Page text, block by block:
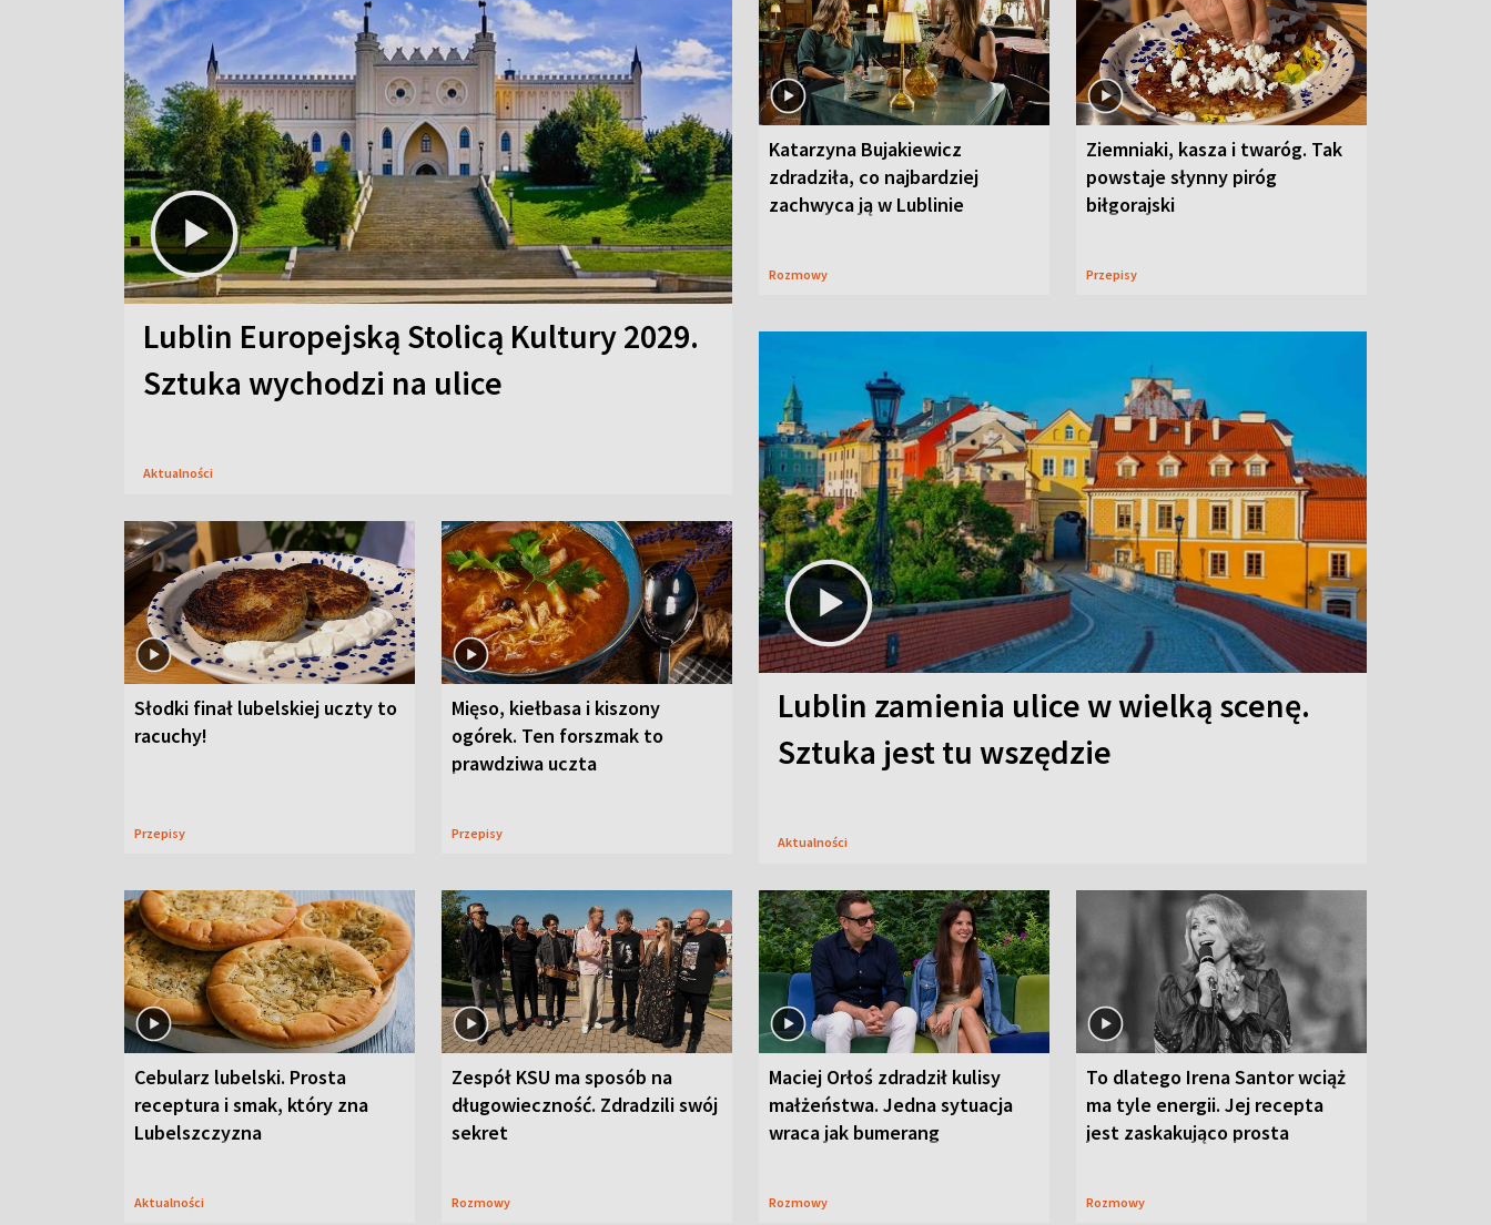
Lublin Europejską Stolicą Kultury 2029.
Sztuka wychodzi na ulice
Aktualności
Katarzyna Bujakiewicz
zdradziła, co najbardziej
zachwyca ją w Lublinie
Rozmowy
Ziemniaki, kasza i twaróg. Tak
powstaje słynny piróg
biłgorajski
Przepisy
Słodki finał lubelskiej uczty to
racuchy!
Przepisy
Mięso, kiełbasa i kiszony
ogórek. Ten forszmak to
prawdziwa uczta
Przepisy
Lublin zamienia ulice w wielką scenę.
Sztuka jest tu wszędzie
Aktualności
Cebularz lubelski. Prosta
receptura i smak, który zna
Lubelszczyzna
Aktualności
Zespół KSU ma sposób na
długowieczność. Zdradzili swój
sekret
Rozmowy
Maciej Orłoś zdradził kulisy
małżeństwa. Jedna sytuacja
wraca jak bumerang
Rozmowy
To dlatego Irena Santor wciąż
ma tyle energii. Jej recepta
jest zaskakująco prosta
Rozmowy